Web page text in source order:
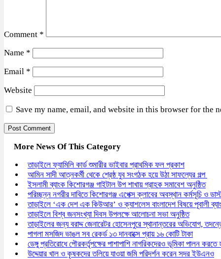
Comment *
Name *
Email *
Website
Save my name, email, and website in this browser for the
More News Of This Category
তাড়াইলে ফ্যামিলি কার্ড শুমারীর ভাইবার প্রাথমিক ফল প্রকাশ
আমিন সাদী আত্নকর্মী থেকে শ্রেষ্ঠ যুব সংগঠক হয়ে উঠা সাফল্যের গল্প
ইসলামী ব্যাংক কিশোরগঞ্জ গাইটাল উপ শাখায় গ্রাহক সমাবেশ অনুষ্ঠিত
পরিচ্ছন্ন নগরীর দাবিতে কিশোরগঞ্জ এপেক্স ক্লাবের অবস্থান কর্মসূচি ও
তাড়াইলে ‘এক দেশ এক কিউআর’ ও ক্যাশলেস বাংলাদেশ বিষয়ে পূবালী
তাড়াইলে বিশ্ব জনসংখ্যা দিবস উপলক্ষে আলোচনা সভা অনুষ্ঠিত
তাড়াইলের জন্য বরাদ্দ জেনারেটর হোসেনপুরে স্থানান্তরের অভিযোগ,
পাগলা মসজিদ ভাঙল সব রেকর্ড ১৩ দানবাক্সে প্রায় ১৬ কোটি টাকা
ডেঙ্গু প্রতিরোধে পৌরকর্তৃপক্ষের পাশাপাশি নাগরিকদেরও ভূমিকা পালন করতে
উদ্দেয়ার খাল ও কৃষকদের তলিয়ে যাওয়া জমি পরিদর্শন করেন সদর ইউএনও